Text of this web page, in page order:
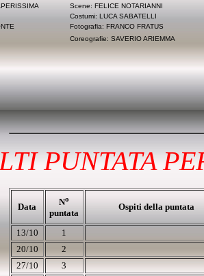
Scene: FELICE NOTARIANNI
Costumi: LUCA SABATELLI
Fotografia: FRANCO FRATUS
Coreografie: SAVERIO ARIEMMA
PUNTATA
Data No
puntata
Ospiti della puntata
13/10
1
20/10
2
27/10
3